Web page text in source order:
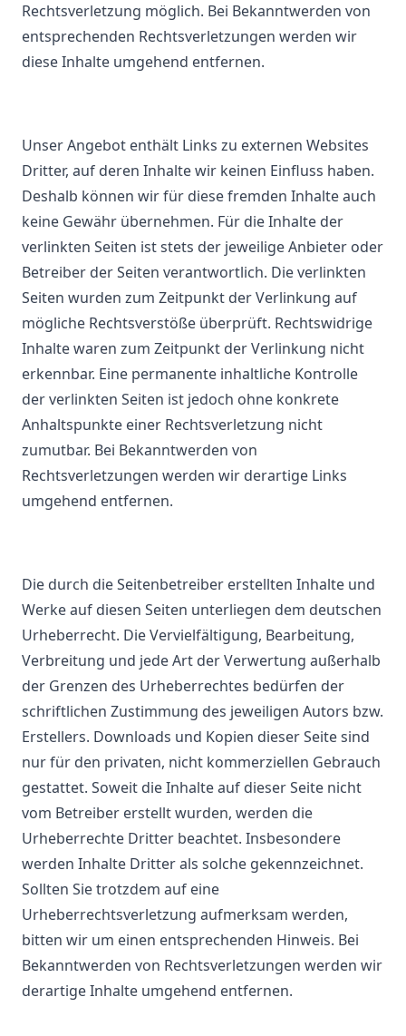
Rechtsverletzung möglich. Bei Bekanntwerden von
entsprechenden Rechtsverletzungen werden wir
diese Inhalte umgehend entfernen.
Unser Angebot enthält Links zu externen Websites
Dritter, auf deren Inhalte wir keinen Einfluss haben.
Deshalb können wir für diese fremden Inhalte auch
keine Gewähr übernehmen. Für die Inhalte der
verlinkten Seiten ist stets der jeweilige Anbieter oder
Betreiber der Seiten verantwortlich. Die verlinkten
Seiten wurden zum Zeitpunkt der Verlinkung auf
mögliche Rechtsverstöße überprüft. Rechtswidrige
Inhalte waren zum Zeitpunkt der Verlinkung nicht
erkennbar. Eine permanente inhaltliche Kontrolle
der verlinkten Seiten ist jedoch ohne konkrete
Anhaltspunkte einer Rechtsverletzung nicht
zumutbar. Bei Bekanntwerden von
Rechtsverletzungen werden wir derartige Links
umgehend entfernen.
Die durch die Seitenbetreiber erstellten Inhalte und
Werke auf diesen Seiten unterliegen dem deutschen
Urheberrecht. Die Vervielfältigung, Bearbeitung,
Verbreitung und jede Art der Verwertung außerhalb
der Grenzen des Urheberrechtes bedürfen der
schriftlichen Zustimmung des jeweiligen Autors bzw.
Erstellers. Downloads und Kopien dieser Seite sind
nur für den privaten, nicht kommerziellen Gebrauch
gestattet. Soweit die Inhalte auf dieser Seite nicht
vom Betreiber erstellt wurden, werden die
Urheberrechte Dritter beachtet. Insbesondere
werden Inhalte Dritter als solche gekennzeichnet.
Sollten Sie trotzdem auf eine
Urheberrechtsverletzung aufmerksam werden,
bitten wir um einen entsprechenden Hinweis. Bei
Bekanntwerden von Rechtsverletzungen werden wir
derartige Inhalte umgehend entfernen.